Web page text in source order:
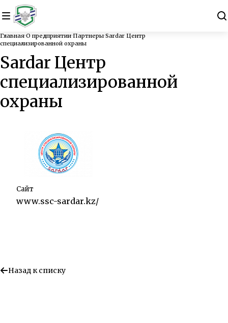
Главная О предприятии Партнеры Sardar Центр
специализированной охраны
Sardar Центр
специализированной
охраны
Сайт
www.ssc-sardar.kz/
Назад к списку